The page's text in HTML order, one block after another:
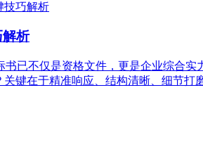
析
已不仅是资格文件，更是企业综合
键在于精准响应、结构清晰、细节打